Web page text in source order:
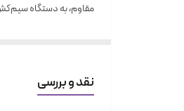
مقاوم، به دستگاه
نقد و بررسی